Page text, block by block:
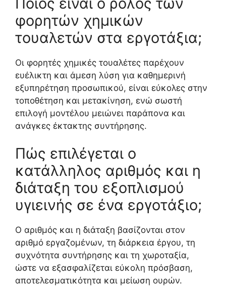
φορητών χημικών
τουαλετών στα εργοτάξια;
Οι φορητές χημικές τουαλέτες παρέχουν
ευέλικτη και άμεση λύση για καθημερινή
εξυπηρέτηση προσωπικού, είναι εύκολες στην
τοποθέτηση και μετακίνηση, ενώ σωστή
επιλογή μοντέλου μειώνει παράπονα και
ανάγκες έκτακτης συντήρησης.
Πώς επιλέγεται ο
κατάλληλος αριθμός και η
διάταξη του εξοπλισμού
υγιεινής σε ένα εργοτάξιο;
Ο αριθμός και η διάταξη βασίζονται στον
αριθμό εργαζομένων, τη διάρκεια έργου, τη
συχνότητα συντήρησης και τη χωροταξία,
ώστε να εξασφαλίζεται εύκολη πρόσβαση,
αποτελεσματικότητα και μείωση ουρών.